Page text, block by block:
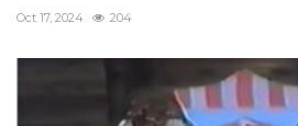
Oct 17, 2024 204